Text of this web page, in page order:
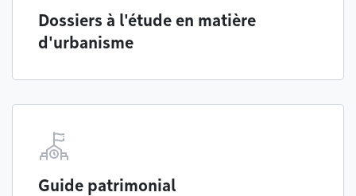
Dossiers à l'étude en matière
d'urbanisme
Guide patrimonial